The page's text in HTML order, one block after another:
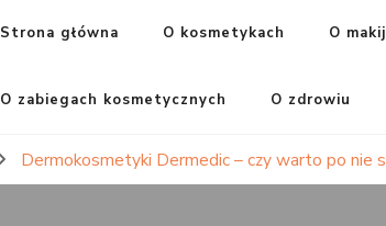
Strona główna O kosmetykach O
O zabiegach kosmetycznych O zdrowiu
Dermokosmetyki Dermedic – czy warto po nie